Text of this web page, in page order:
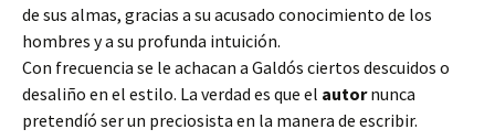
de sus almas, gracias a su acusado conocimiento de los
hombres y a su profunda intuición.
Con frecuencia se le achacan a Galdós ciertos descuidos o
desaliño en el estilo. La verdad es que el autornunca
pretendíó ser un preciosista en la manera de escribir.